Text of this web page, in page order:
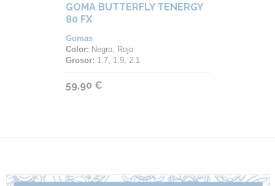
GOMA BUTTERFLY TENERGY
80 FX
Gomas
Color: Negro, Rojo
Grosor: 1.7, 1.9, 2.1
59,90 €